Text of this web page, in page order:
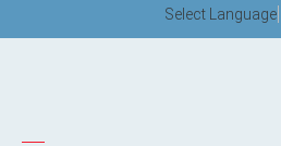
Select Language